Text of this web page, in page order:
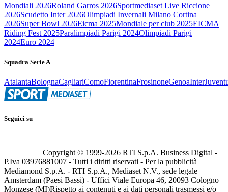
Mondiali 2026Roland Garros 2026Sportmediaset Live Riccione
2026Scudetto Inter 2026Olimpiadi Invernali Milano Cortina
2026Super Bowl 2026Eicma 2025Mondiale per club 2025EICMA
Riding Fest 2025Paralimpiadi Parigi 2024Olimpiadi Parigi
2024Euro 2024
Squadra Serie A
AtalantaBolognaCagliariComoFiorentinaFrosinoneGenoaInter
Seguici su
Copyright © 1999-2026 RTI S.p.A. Business Digital -
P.Iva 03976881007 - Tutti i diritti riservati - Per la pubblicità
Mediamond S.p.A. - RTI S.p.A., Mediaset N.V., sede legale
Amsterdam (Paesi Bassi) - Uffici Viale Europa 46, 20093 Cologno
Monzese (MI)Rispetto ai contenuti e ai dati personali trasmessi e/o